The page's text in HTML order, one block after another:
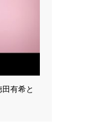
有希と